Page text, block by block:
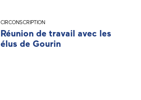
CIRCONSCRIPTION
Réunion de travail avec les
élus de Gourin